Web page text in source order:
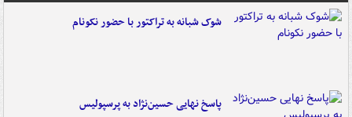
شوک شبانه به تراکتور با حضور نکونام
پاسخ نهایی حسین‌نژاد به پرسپولیس